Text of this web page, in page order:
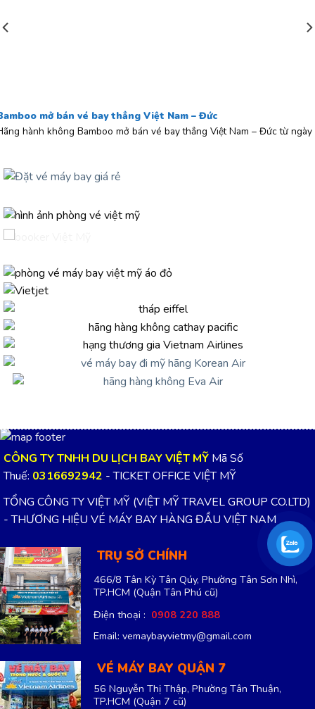
mở bán vé bay thẳng Việt Nam – Đức
hành không Bamboo mở bán vé bay thẳng Việt Nam – Đức từ ngày
CÔNG TY TNHH DU LỊCH BAY VIỆT MỸ Mã Số
Thuế: 0316692942 - TICKET OFFICE VIỆT MỸ
TỔNG CÔNG TY VIỆT MỸ (VIỆT MỸ TRAVEL GROUP CO.LTD)
- THƯƠNG HIỆU VÉ MÁY BAY HÀNG ĐẦU VIỆT NAM
TRỤ SỞ CHÍNH
466/8 Tân Kỳ Tân Qúy, Phường Tân Sơn Nhì,
TP.HCM (Quận Tân Phú cũ)
Điện thoại : 0908 220 888
Email: vemaybayvietmy@gmail.com
VÉ MÁY BAY QUẬN 7
56 Nguyễn Thị Thập, Phường Tân Thuận,
TP.HCM (Quận 7 cũ)